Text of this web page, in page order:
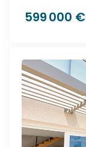
599 000 €